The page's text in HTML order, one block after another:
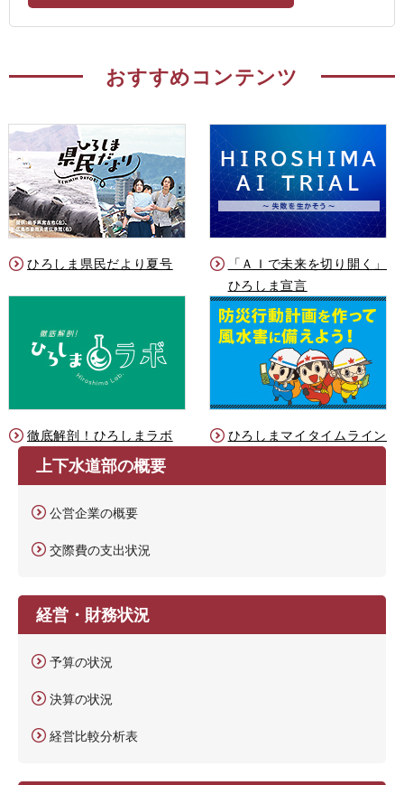
おすすめコンテンツ
ひろしま県民だより夏号
「ＡＩで未来を切り開く」
ひろしま宣言
徹底解剖！ひろしまラボ ひろしまマイタイムライン
上下水道部の概要
公営企業の概要
交際費の支出状況
経営・財務状況
予算の状況
決算の状況
経営比較分析表